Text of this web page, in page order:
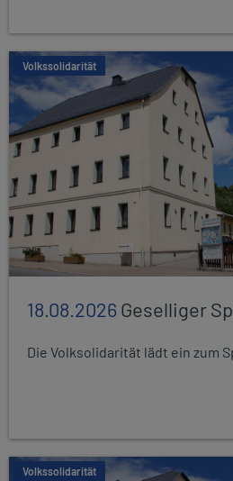
Volkssolidarität
18.08.2026Geselliger
Die Volksolidarität lädt ein zum
Volkssolidarität